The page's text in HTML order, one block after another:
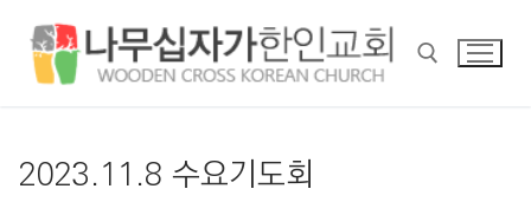
2023.11.8 수요기도회